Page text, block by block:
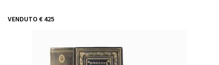
VENDUTO € 425